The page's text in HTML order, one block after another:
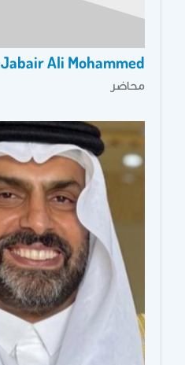
Jabair Ali Mohammed
محاضر